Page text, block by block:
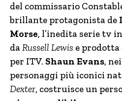
del commissario
brillante protagonista de
Morse, l’inedita serie tv
daRussell Lewis e prodotta
per ITV. Shaun Evans,
personaggi più iconici
Dexter, costruisce un